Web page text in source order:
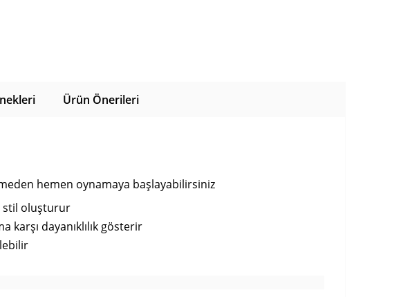
Ürün Önerileri
hemen oynamaya başlayabilirsiniz
stil oluşturur
karşı dayanıklılık gösterir